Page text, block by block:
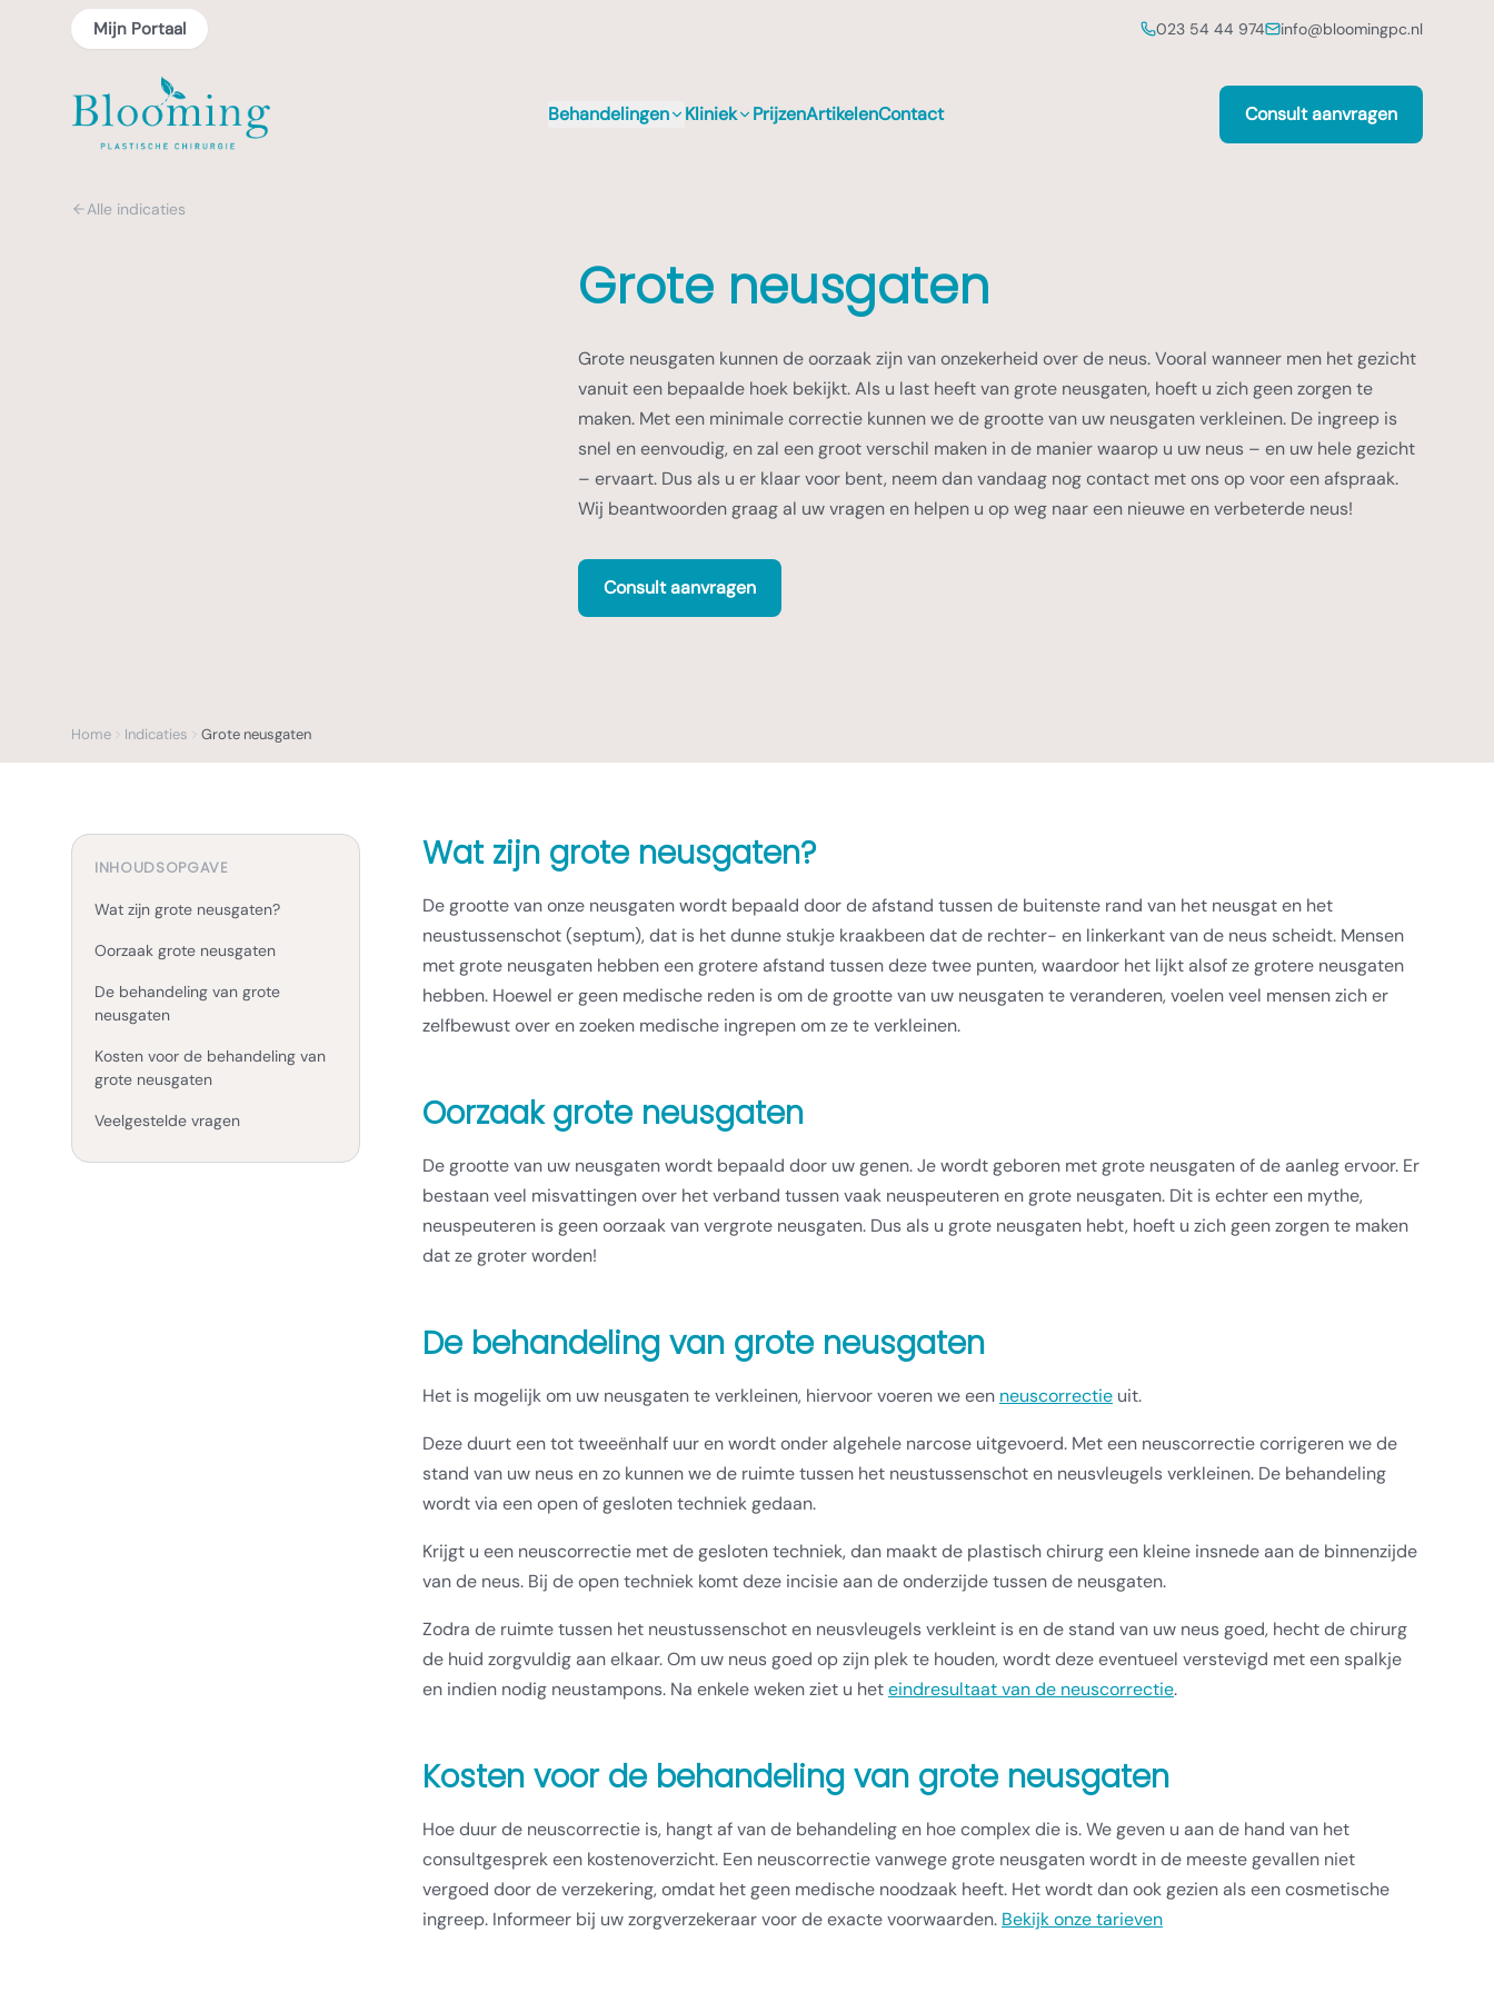
Mijn Portaal 023 54 44 974 info@bloomingpc.nl
Behandelingen Kliniek PrijzenArtikelenContact Consult aanvragen
Alle indicaties
Grote neusgaten
Grote neusgaten kunnen de oorzaak zijn van onzekerheid over de neus. Vooral wanneer men het gezicht
vanuit een bepaalde hoek bekijkt. Als u last heeft van grote neusgaten, hoeft u zich geen zorgen te
maken. Met een minimale correctie kunnen we de grootte van uw neusgaten verkleinen. De ingreep is
snel en eenvoudig, en zal een groot verschil maken in de manier waarop u uw neus – en uw hele gezicht
– ervaart. Dus als u er klaar voor bent, neem dan vandaag nog contact met ons op voor een afspraak.
Wij beantwoorden graag al uw vragen en helpen u op weg naar een nieuwe en verbeterde neus!
Consult aanvragen
Home Indicaties Grote neusgaten
INHOUDSOPGAVE
Wat zijn grote neusgaten?
Oorzaak grote neusgaten
De behandeling van grote
neusgaten
Kosten voor de behandeling van
grote neusgaten
Veelgestelde vragen
Wat zijn grote neusgaten?
De grootte van onze neusgaten wordt bepaald door de afstand tussen de buitenste rand van het neusgat en het
neustussenschot (septum), dat is het dunne stukje kraakbeen dat de rechter- en linkerkant van de neus scheidt. Mensen
met grote neusgaten hebben een grotere afstand tussen deze twee punten, waardoor het lijkt alsof ze grotere neusgaten
hebben. Hoewel er geen medische reden is om de grootte van uw neusgaten te veranderen, voelen veel mensen zich er
zelfbewust over en zoeken medische ingrepen om ze te verkleinen.
Oorzaak grote neusgaten
De grootte van uw neusgaten wordt bepaald door uw genen. Je wordt geboren met grote neusgaten of de aanleg ervoor. Er
bestaan veel misvattingen over het verband tussen vaak neuspeuteren en grote neusgaten. Dit is echter een mythe,
neuspeuteren is geen oorzaak van vergrote neusgaten. Dus als u grote neusgaten hebt, hoeft u zich geen zorgen te maken
dat ze groter worden!
De behandeling van grote neusgaten
Het is mogelijk om uw neusgaten te verkleinen, hiervoor voeren we een neuscorrectie uit.
Deze duurt een tot tweeënhalf uur en wordt onder algehele narcose uitgevoerd. Met een neuscorrectie corrigeren we de
stand van uw neus en zo kunnen we de ruimte tussen het neustussenschot en neusvleugels verkleinen. De behandeling
wordt via een open of gesloten techniek gedaan.
Krijgt u een neuscorrectie met de gesloten techniek, dan maakt de plastisch chirurg een kleine insnede aan de binnenzijde
van de neus. Bij de open techniek komt deze incisie aan de onderzijde tussen de neusgaten.
Zodra de ruimte tussen het neustussenschot en neusvleugels verkleint is en de stand van uw neus goed, hecht de chirurg
de huid zorgvuldig aan elkaar. Om uw neus goed op zijn plek te houden, wordt deze eventueel verstevigd met een spalkje
en indien nodig neustampons. Na enkele weken ziet u heteindresultaat van de neuscorrectie.
Kosten voor de behandeling van grote neusgaten
Hoe duur de neuscorrectie is, hangt af van de behandeling en hoe complex die is. We geven u aan de hand van het
consultgesprek een kostenoverzicht. Een neuscorrectie vanwege grote neusgaten wordt in de meeste gevallen niet
vergoed door de verzekering, omdat het geen medische noodzaak heeft. Het wordt dan ook gezien als een cosmetische
ingreep. Informeer bij uw zorgverzekeraar voor de exacte voorwaarden. Bekijk onze tarieven